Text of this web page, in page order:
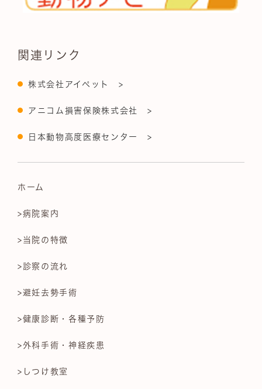
関連リンク
株式会社アイペット >
アニコム損害保険株式会社 >
日本動物高度医療センター >
ホーム
>病院案内
>当院の特徴
>診察の流れ
>避妊去勢手術
>健康診断・各種予防
>外科手術・神経疾患
>しつけ教室